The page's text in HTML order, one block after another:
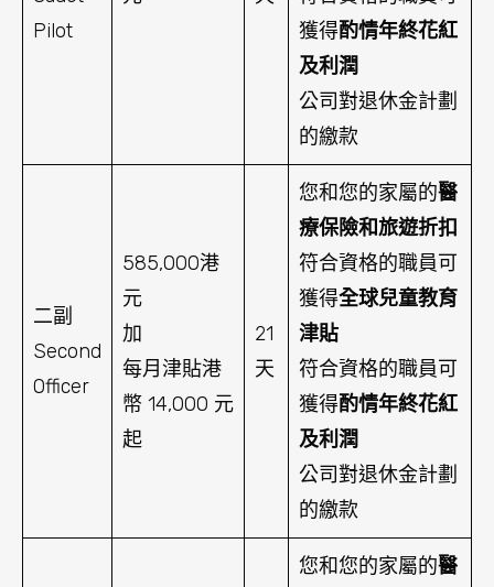
Pilot
獲得酌情年終花紅
及利潤
公司對退休金計劃
的繳款
二副
Second
Officer
585,000港
元
加
每月津貼港
幣 14,000 元
起
21
天
您和您的家屬的醫
療保險和旅遊折扣
符合資格的職員可
獲得全球兒童教育
津貼
符合資格的職員可
獲得酌情年終花紅
及利潤
公司對退休金計劃
的繳款
您和您的家屬的醫